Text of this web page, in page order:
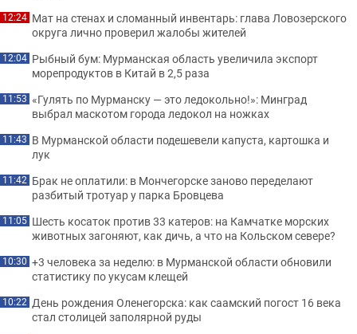
12:24 Мат на стенах и сломанный инвентарь: глава Ловозерского
округа лично проверил жалобы жителей
12:04 Рыбный бум: Мурманская область увеличила экспорт
морепродуктов в Китай в 2,5 раза
11:53 «Гулять по Мурманску — это ледокольно!»: Минград
выбрал маскотом города ледокол на ножках
11:43 В Мурманской области подешевели капуста, картошка и
лук
11:42 Брак не оплатили: в Мончегорске заново переделают
разбитый тротуар у парка Бровцева
11:05 Шесть косаток против 33 катеров: на Камчатке морских
животных загоняют, как дичь, а что на Кольском севере?
10:30 +3 человека за неделю: в Мурманской области обновили
статистику по укусам клещей
10:22 День рождения Оленегорска: как саамский погост 16 века
стал столицей заполярной руды